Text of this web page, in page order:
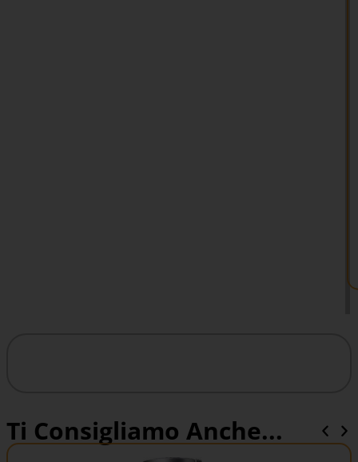
Ti Consigliamo Anche...